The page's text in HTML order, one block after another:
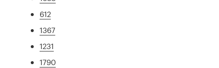
612
1367
1231
1790